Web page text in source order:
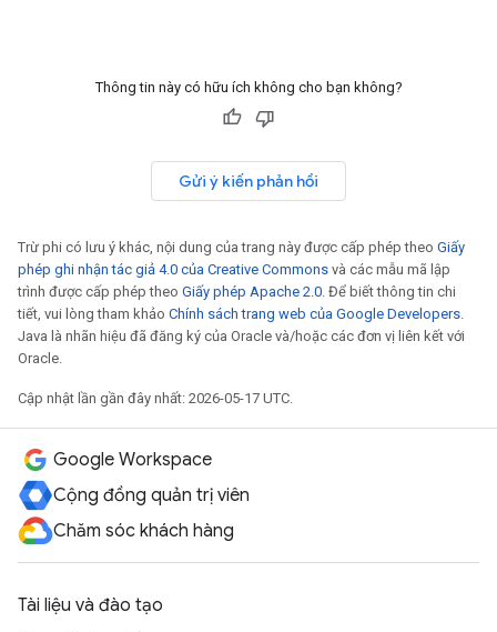
Thông tin này có hữu ích không cho bạn không?
Gửi ý kiến phản hồi
Trừ phi có lưu ý khác, nội dung của trang này được cấp phép theo Giấy
phép ghi nhận tác giả 4.0 của Creative Commons và các mẫu mã lập
trình được cấp phép theo Giấy phép Apache 2.0. Để biết thông tin chi
tiết, vui lòng tham khảo Chính sách trang web của Google Developers.
Java là nhãn hiệu đã đăng ký của Oracle và/hoặc các đơn vị liên kết với
Oracle.
Cập nhật lần gần đây nhất: 2026-05-17 UTC.
Google Workspace
Cộng đồng quản trị viên
Chăm sóc khách hàng
Tài liệu và đào tạo